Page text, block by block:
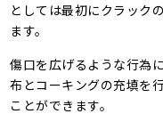
としては最初にクラック
ます。
傷口を広げるような行為
布とコーキングの充填を
ことができます。